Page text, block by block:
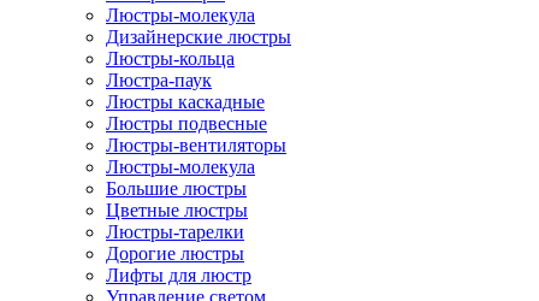
Люстры-молекула
Дизайнерские люстры
Люстры-кольца
Люстра-паук
Люстры каскадные
Люстры подвесные
Люстры-вентиляторы
Люстры-молекула
Большие люстры
Цветные люстры
Люстры-тарелки
Дорогие люстры
Лифты для люстр
Управление светом